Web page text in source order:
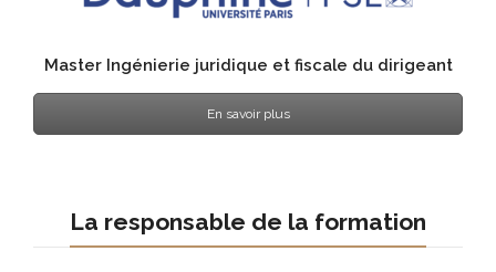
Master Ingénierie juridique et fiscale du dirigeant
En savoir plus
La responsable de la formation